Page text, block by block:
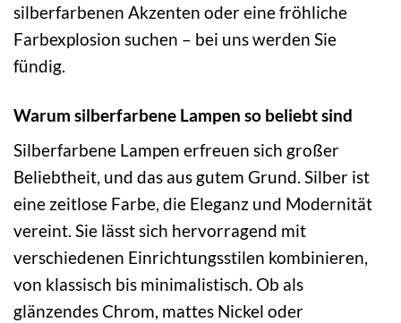
silberfarbenen Akzenten oder eine fröhliche
Farbexplosion suchen – bei uns werden Sie
fündig.
Warum silberfarbene Lampen so beliebt sind
Silberfarbene Lampen erfreuen sich großer
Beliebtheit, und das aus gutem Grund. Silber ist
eine zeitlose Farbe, die Eleganz und Modernität
vereint. Sie lässt sich hervorragend mit
verschiedenen Einrichtungsstilen kombinieren,
von klassisch bis minimalistisch. Ob als
glänzendes Chrom, mattes Nickel oder